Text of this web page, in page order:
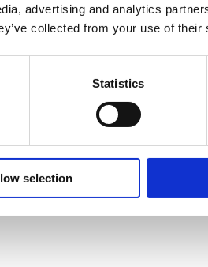
advertising and analytics
collected from your use of their
Statistics
selection
dei Premiati :
profuso e per la sua
della cultura e in
un esempio di vita
alla diffusione
tra persone